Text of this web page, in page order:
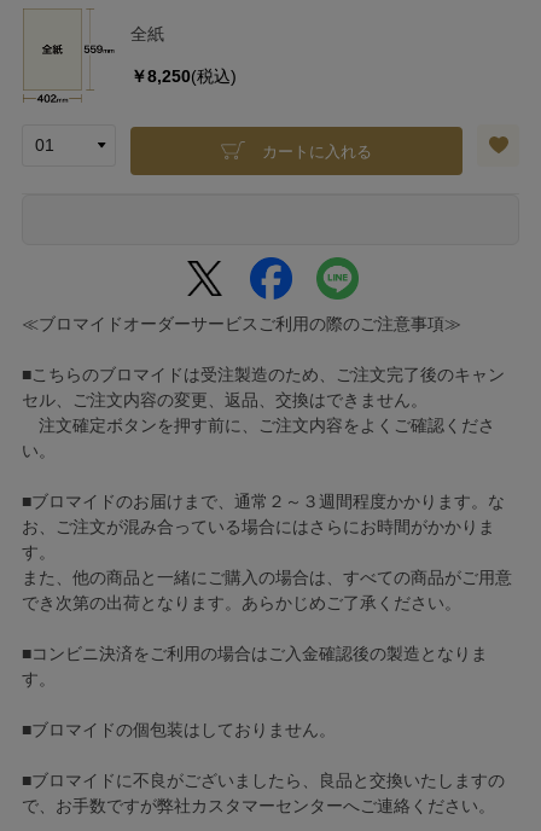
全紙
￥8,250(税込)
カートに入れる
≪ブロマイドオーダーサービスご利用の際のご注意事項≫
■こちらのブロマイドは受注製造のため、ご注文完了後のキャン
セル、ご注文内容の変更、返品、交換はできません。
注文確定ボタンを押す前に、ご注文内容をよくご確認くださ
い。
■ブロマイドのお届けまで、通常２～３週間程度かかります。な
お、ご注文が混み合っている場合にはさらにお時間がかかりま
す。
また、他の商品と一緒にご購入の場合は、すべての商品がご用意
でき次第の出荷となります。あらかじめご了承ください。
■コンビニ決済をご利用の場合はご入金確認後の製造となりま
す。
■ブロマイドの個包装はしておりません。
■ブロマイドに不良がございましたら、良品と交換いたしますの
で、お手数ですが弊社カスタマーセンターへご連絡ください。